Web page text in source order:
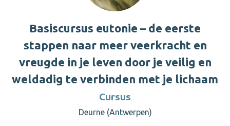
Basiscursus eutonie – de eerste
stappen naar meer veerkracht en
vreugde in je leven door je veilig en
weldadig te verbinden met je lichaam
Cursus
Deurne (Antwerpen)